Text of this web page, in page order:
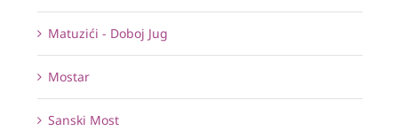
Matuzići - Doboj Jug
Mostar
Sanski Most